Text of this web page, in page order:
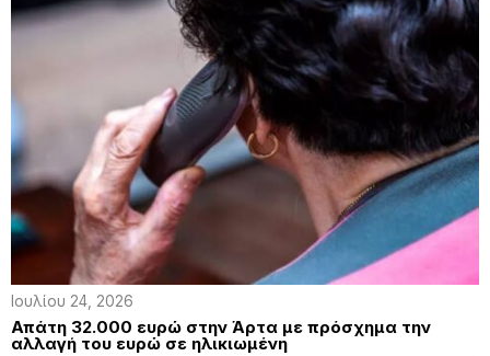
Ιουλίου 24, 2026
Απάτη 32.000 ευρώ στην Άρτα με πρόσχημα την
αλλαγή του ευρώ σε ηλικιωμένη